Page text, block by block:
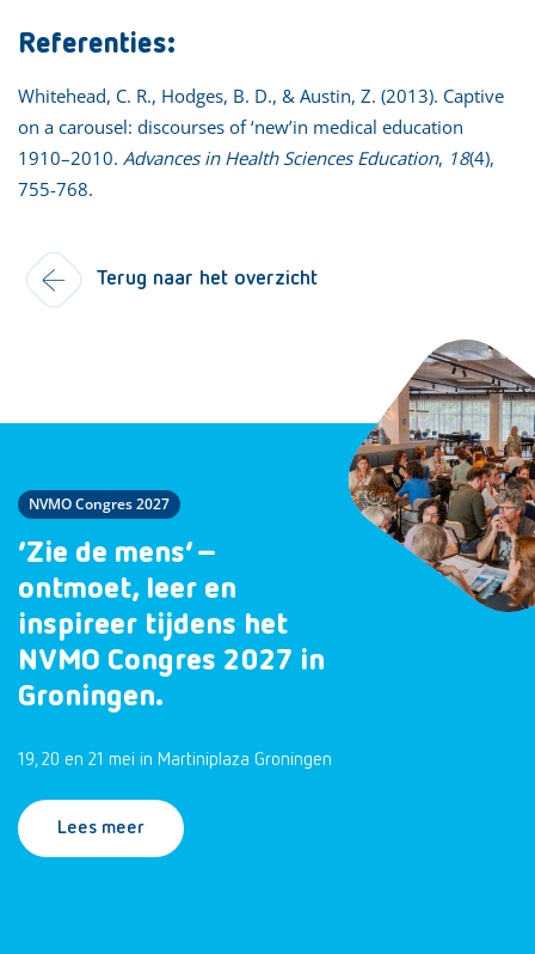
Referenties:
Whitehead, C. R., Hodges, B. D., & Austin, Z. (2013). Captive
on a carousel: discourses of ‘new’in medical education
1910–2010. Advances in Health Sciences Education, 18(4),
755-768.
Terug naar het overzicht
NVMO Congres 2027
‘Zie de mens’ –
ontmoet, leer en
inspireer tijdens het
NVMO Congres 2027 in
Groningen.
19, 20 en 21 mei in Martiniplaza Groningen
Lees meer